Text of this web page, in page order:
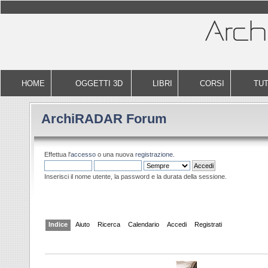
HOME OGGETTI 3D LIBRI CORSI
ArchiRADAR Forum
Effettua l'accesso o una nuova registrazione.
Inserisci il nome utente, la password e la durata della sessione.
Indice Aiuto Ricerca Calendario Accedi Registrati